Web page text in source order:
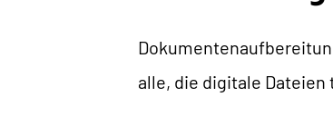
alle, die digitale Dateien